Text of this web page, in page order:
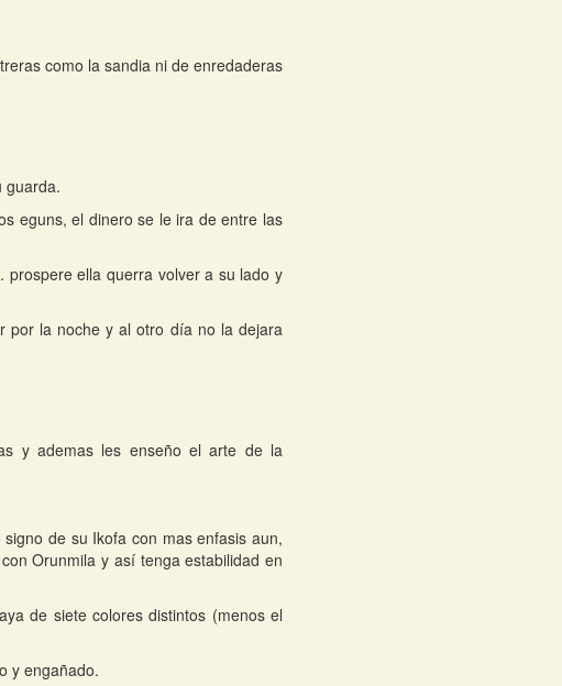
como la sandia ni de enredaderas
guarda.
eguns, el dinero se le ira de entre las
ella querra volver a su lado y
por la noche y al otro día no la dejara
y ademas les enseño el arte de la
de su Ikofa con mas enfasis aun,
Orunmila y así tenga estabilidad en
de siete colores distintos (menos el
y engañado.